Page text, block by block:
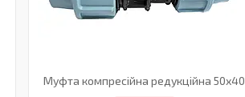
Муфта компресійна редукційна 50х40